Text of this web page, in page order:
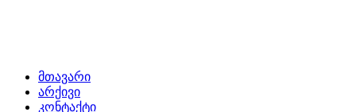
მთავარი
არქივი
კონტაქტი